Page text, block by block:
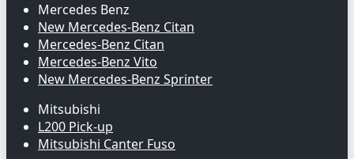
Mercedes Benz
New Mercedes-Benz Citan
Mercedes-Benz Citan
Mercedes-Benz Vito
New Mercedes-Benz Sprinter
Mitsubishi
L200 Pick-up
Mitsubishi Canter Fuso